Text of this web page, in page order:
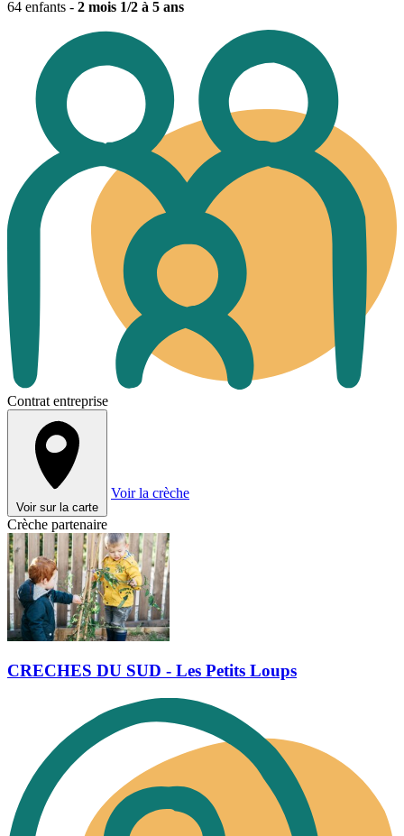
64 enfants - 2 mois 1/2 à 5 ans
Contrat entreprise
Voir sur la carte
Voir la crèche
Crèche partenaire
CRECHES DU SUD - Les Petits Loups